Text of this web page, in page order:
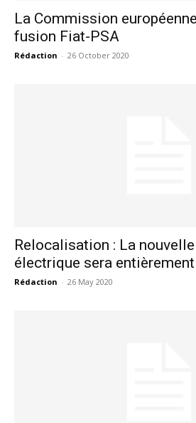
La Commission
fusion Fiat-PSA
Rédaction - 26 October 2020
Relocalisation : La
électrique sera
Rédaction - 26 May 2020